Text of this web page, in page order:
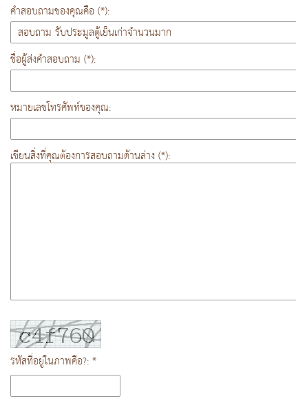
คำสอบถามของคุณคือ (*):
ชื่อผู้ส่งคำสอบถาม (*):
หมายเลขโทรศัพท์ของคุณ:
เขียนสิ่งที่คุณต้องการสอบถามด้านล่าง (*):
รหัสที่อยู่ในภาพคือ?: *